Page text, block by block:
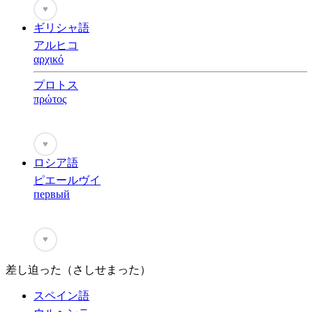
♥
ギリシャ語
アルヒコ
αρχικό
プロトス
πρώτος
♥
ロシア語
ピエールヴイ
первый
♥
差し迫った（さしせまった）
スペイン語